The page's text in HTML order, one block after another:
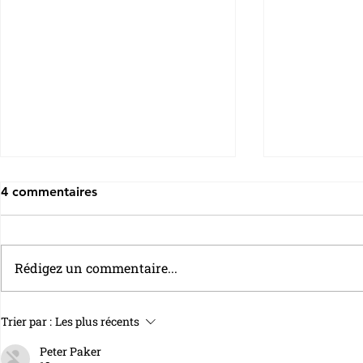
PER : sortie en rente ou en
4 commentaires
Rédigez un commentaire...
Trier par : Les plus récents
Peter Paker